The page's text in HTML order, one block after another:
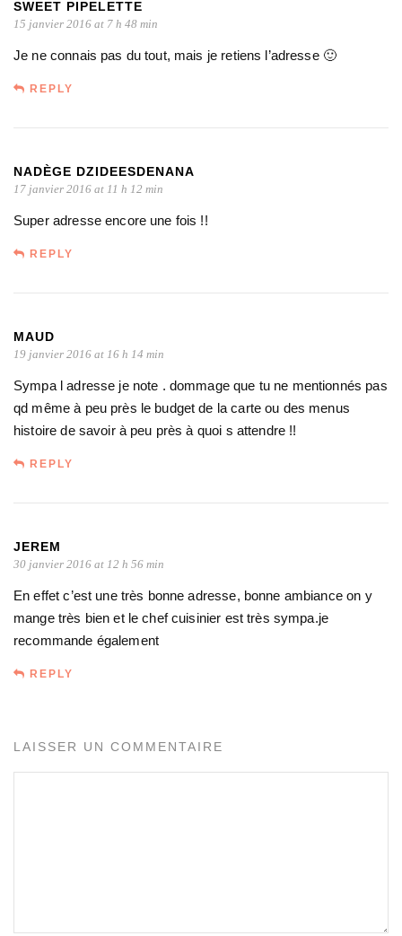
SWEET PIPELETTE
15 janvier 2016 at 7 h 48 min
Je ne connais pas du tout, mais je retiens l’adresse 🙂
REPLY
NADÈGE DZIDEESDENANA
17 janvier 2016 at 11 h 12 min
Super adresse encore une fois !!
REPLY
MAUD
19 janvier 2016 at 16 h 14 min
Sympa l adresse je note . dommage que tu ne mentionnés pas
qd même à peu près le budget de la carte ou des menus
histoire de savoir à peu près à quoi s attendre !!
REPLY
JEREM
30 janvier 2016 at 12 h 56 min
En effet c’est une très bonne adresse, bonne ambiance on y
mange très bien et le chef cuisinier est très sympa.je
recommande également
REPLY
LAISSER UN COMMENTAIRE